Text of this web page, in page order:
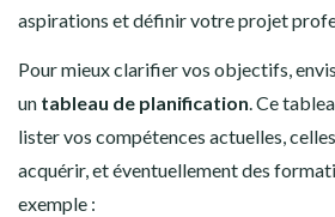
aspirations et définir votre projet
Pour mieux clarifier vos objectifs,
un tableau de planification. Ce
lister vos compétences actuelles,
acquérir, et éventuellement des
exemple :